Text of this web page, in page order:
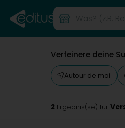
Verfeinere deine
Autour de moi
2 Ergebnis(se) für